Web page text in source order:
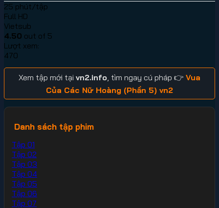
25 phút/tập
Full HD
Vietsub
4.50 out of 5
Lượt xem:
470
Xem tập mới tại vn2.info , tìm ngay cú pháp 👉 Vua
Của Các Nữ Hoàng (Phần 5) vn2
Danh sách tập phim
Tập 01
Tập 02
Tập 03
Tập 04
Tập 05
Tập 06
Tập 07